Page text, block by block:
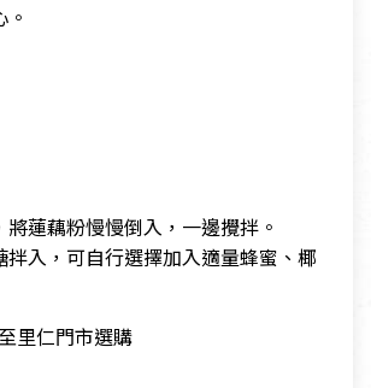
蓮藕粉慢慢倒入，一邊攪拌。
拌入，可自行選擇加入適量蜂蜜、椰
里仁門市選購